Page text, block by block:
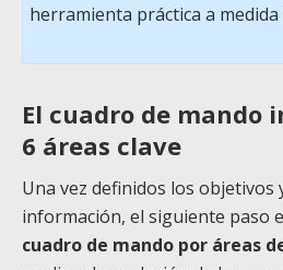
herramienta práctica a medida
El cuadro de mando
6 áreas clave
Una vez definidos los objetivos
información, el siguiente paso
cuadro de mando por áreas